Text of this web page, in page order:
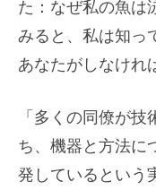
た：なぜ私の魚は
みると、私は知っ
あなたがしなけれ
「多くの同僚が
ち、機器と方法に
発しているという